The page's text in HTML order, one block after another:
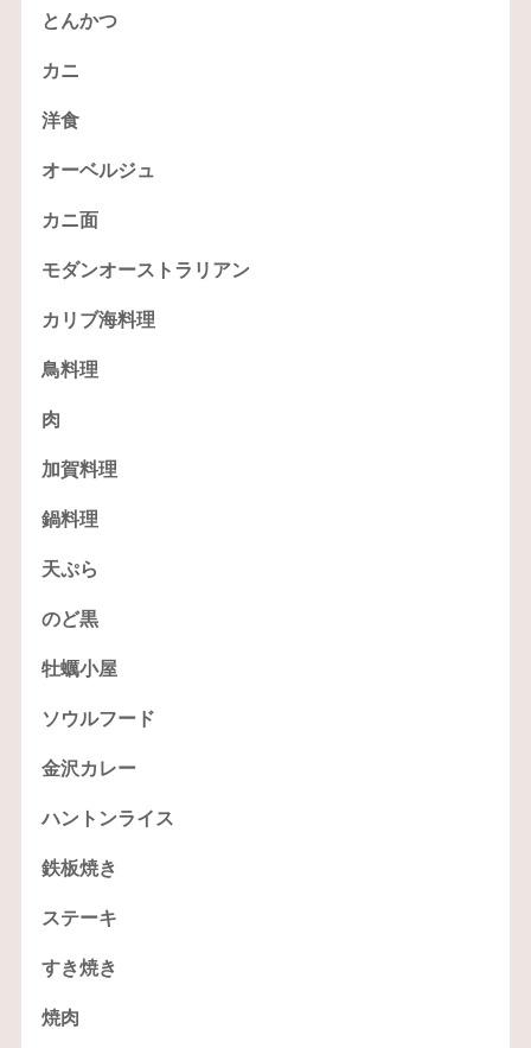
とんかつ
カニ
洋食
オーベルジュ
カニ面
モダンオーストラリアン
カリブ海料理
鳥料理
肉
加賀料理
鍋料理
天ぷら
のど黒
牡蠣小屋
ソウルフード
金沢カレー
ハントンライス
鉄板焼き
ステーキ
すき焼き
焼肉